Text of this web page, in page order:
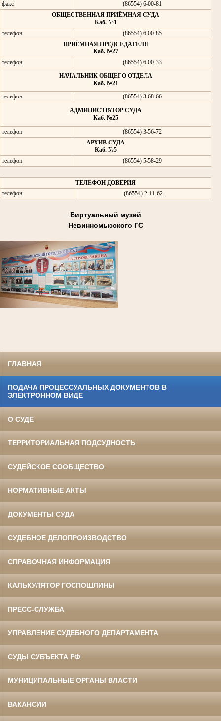
факс
(86554) 6-00-81
ОБЩЕСТВЕННАЯ ПРИЁМНАЯ СУДА
Каб. №1
телефон
(86554) 6-00-85
ПРИЁМНАЯ ПРЕДСЕДАТЕЛЯ
Каб. №27
телефон
(86554) 6-00-33
НАЧАЛЬНИК ОБЩЕГО ОТДЕЛА
Каб. №21
телефон
(86554) 3-68-66
АДМИНИСТРАТОР СУДА
Каб. №25
телефон
(86554) 3-56-72
АРХИВ СУДА
Каб. №5
телефон
(86554) 5-58-29
ТЕЛЕФОН ДОВЕРИЯ
телефон
(86554) 2-11-62
Виртуальный музей
Невинномысского ГС
ГЛАВНАЯ
ПОДАЧА ПРОЦЕССУАЛЬНЫХ ДОКУМЕНТОВ В
ЭЛЕКТРОННОМ ВИДЕ
О СУДЕ
ТЕРРИТОРИАЛЬНАЯ ПОДСУДНОСТЬ
СУДЕЙСКОЕ СООБЩЕСТВО
НОРМАТИВНЫЕ АКТЫ
ДОКУМЕНТЫ СУДА
СУДЕБНОЕ ДЕЛОПРОИЗВОДСТВО
СПРАВОЧНАЯ ИНФОРМАЦИЯ
КАЛЬКУЛЯТОР ГОСПОШЛИНЫ
ПРЕСС-СЛУЖБА
УПРАВЛЕНИЕ СУДЕБНОГО ДЕПАРТАМЕНТА
СУДЫ СУБЪЕКТА РФ
МУНИЦИПАЛЬНЫЕ ОРГАНЫ ВЛАСТИ
ВАКАНСИИ